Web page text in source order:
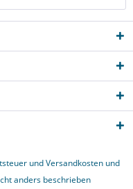
undVersandkostenund
anders beschrieben